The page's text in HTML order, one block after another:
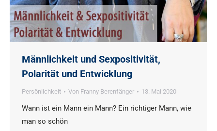
Männlichkeit und Sexpositivität,
Polarität und Entwicklung
Persönlichkeit Von Franny Berenfänger 13. Mai 2020
Wann ist ein Mann ein Mann? Ein richtiger Mann, wie
man so schön